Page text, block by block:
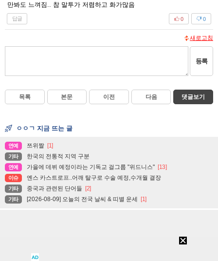
만봐도 느껴짐.. 참 말투가 저렴하고 화가많음
답글 0
0
새로고침
등록
목록 본문 이전 다음 댓글보기
ㅇㅇㄱ 지금 뜨는 글
연예 쯔위짤 [1]
기타 한국의 전통적 지역 구분
연예 가을에 데뷔 예정이라는 기독교 걸그룹 "위드니스" [13]
이슈 옌스 카스트로프..어깨 탈구로 수술 예정,수개월 결장
기타 중국과 관련된 단어들 [2]
기타 [2026-08-09] 오늘의 전국 날씨 & 띠별 운세 [1]
AD